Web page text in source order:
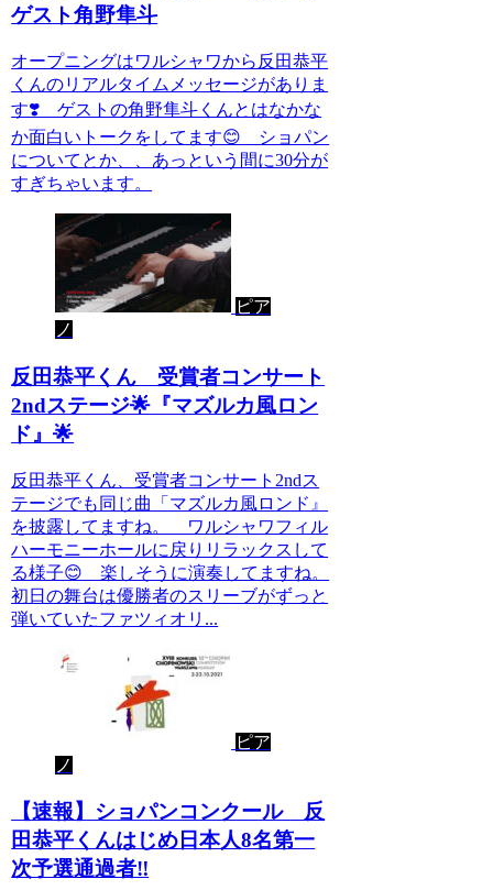
ゲスト角野隼斗
オープニングはワルシャワから反田恭平
くんのリアルタイムメッセージがありま
す❣️ ゲストの角野隼斗くんとはなかな
か面白いトークをしてます😊 ショパン
についてとか、、あっという間に30分が
すぎちゃいます。
ピア
ノ
反田恭平くん 受賞者コンサート
2ndステージ🌟『マズルカ風ロン
ド』🌟
反田恭平くん、受賞者コンサート2ndス
テージでも同じ曲「マズルカ風ロンド』
を披露してますね。 ワルシャワフィル
ハーモニーホールに戻りリラックスして
る様子😊 楽しそうに演奏してますね。
初日の舞台は優勝者のスリーブがずっと
弾いていたファツィオリ...
ピア
ノ
【速報】ショパンコンクール 反
田恭平くんはじめ日本人8名第一
次予選通過者‼️